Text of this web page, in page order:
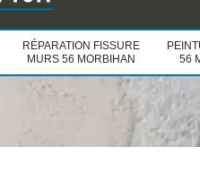
RÉPARATION FISSURE
MURS 56 MORBIHAN
56